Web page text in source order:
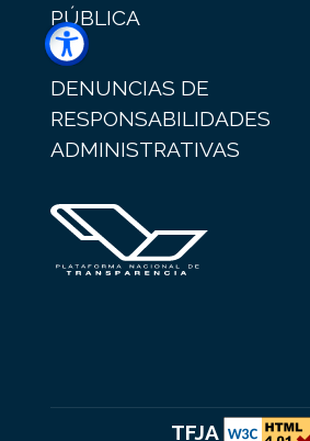
PÚBLICA
DENUNCIAS DE
RESPONSABILIDADES
ADMINISTRATIVAS
TFJA